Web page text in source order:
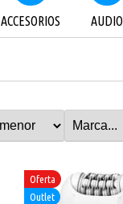
ACCESORIOS AUDIO
Oferta
Outlet